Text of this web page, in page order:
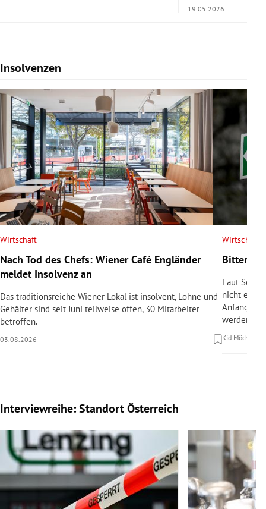
19.05.2026
Insolvenzen
Slide 1 von 7
Wirtschaft
Nach Tod des Chefs: Wiener Café Engländer
meldet Insolvenz an
Das traditionsreiche Wiener Lokal ist insolvent, Löhne und
Gehälter sind seit Juni teilweise offen, 30 Mitarbeiter
betroffen.
03.08.2026
Wirtschaft
Bittere
Laut
nicht
werden.
Kid Möchel
Interviewreihe: Standort Österreich
Slide 1 von 20